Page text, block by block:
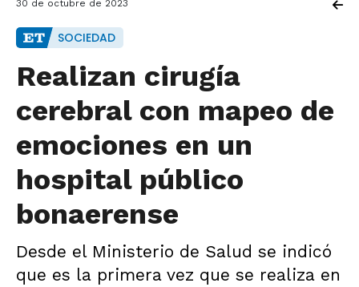
30 de octubre de 2023
SOCIEDAD
Realizan cirugía
cerebral con mapeo de
emociones en un
hospital público
bonaerense
Desde el Ministerio de Salud se indicó
que es la primera vez que se realiza en